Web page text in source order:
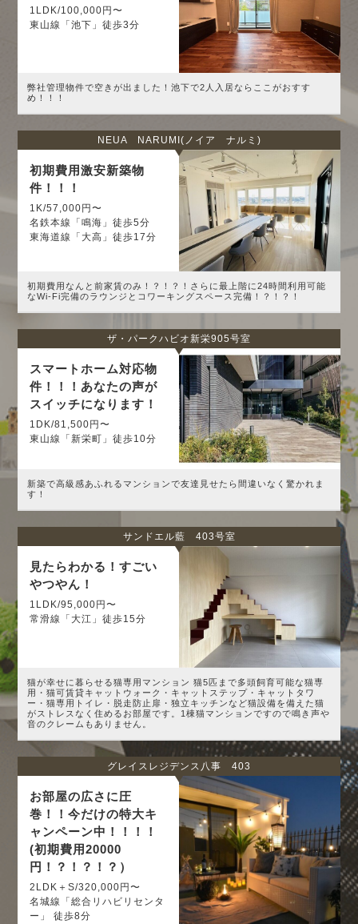
1LDK/100,000円〜
東山線「池下」徒歩3分
弊社管理物件で空きが出ました！池下で2人入居ならここがおすす
め！！！
NEUA NARUMI(ノイア ナルミ)
初期費用激安新築物
件！！！
1K/57,000円〜
名鉄本線「鳴海」徒歩5分
東海道線「大高」徒歩17分
初期費用なんと前家賃のみ！？！？！さらに最上階に24時間利用可能
なWi-Fi完備のラウンジとコワーキングスペース完備！？！？！
ザ・パークハビオ新栄905号室
スマートホーム対応物
件！！！あなたの声が
スイッチになります！
1DK/81,500円〜
東山線「新栄町」徒歩10分
新築で高級感あふれるマンションで友達見せたら間違いなく驚かれま
す！
サンドエル藍 403号室
見たらわかる！すごい
やつやん！
1LDK/95,000円〜
常滑線「大江」徒歩15分
猫が幸せに暮らせる猫専用マンション 猫5匹まで多頭飼育可能な猫専
用・猫可賃貸キャットウォーク・キャットステップ・キャットタワ
ー・猫専用トイレ・脱走防止扉・独立キッチンなど猫設備を備えた猫
がストレスなく住めるお部屋です。1棟猫マンションですので鳴き声や
音のクレームもありません。
グレイスレジデンス八事 403
お部屋の広さに圧
巻！！今だけの特大キ
ャンペーン中！！！！
(初期費用20000
円！？！？！？）
2LDK＋S/320,000円〜
名城線「総合リハビリセンタ
ー」 徒歩8分